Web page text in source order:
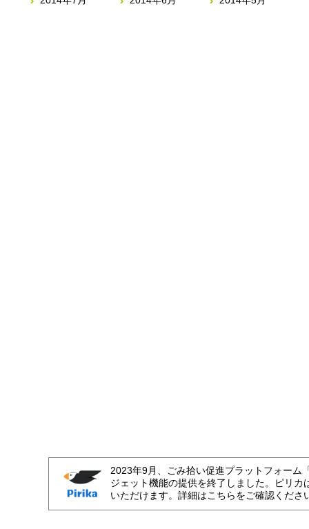
2023年9月、ごみ拾い促進プラットフォーム
ジェット機能の提供を終了しました。ピリカ
いただけます。詳細はこちらをご確認くださ